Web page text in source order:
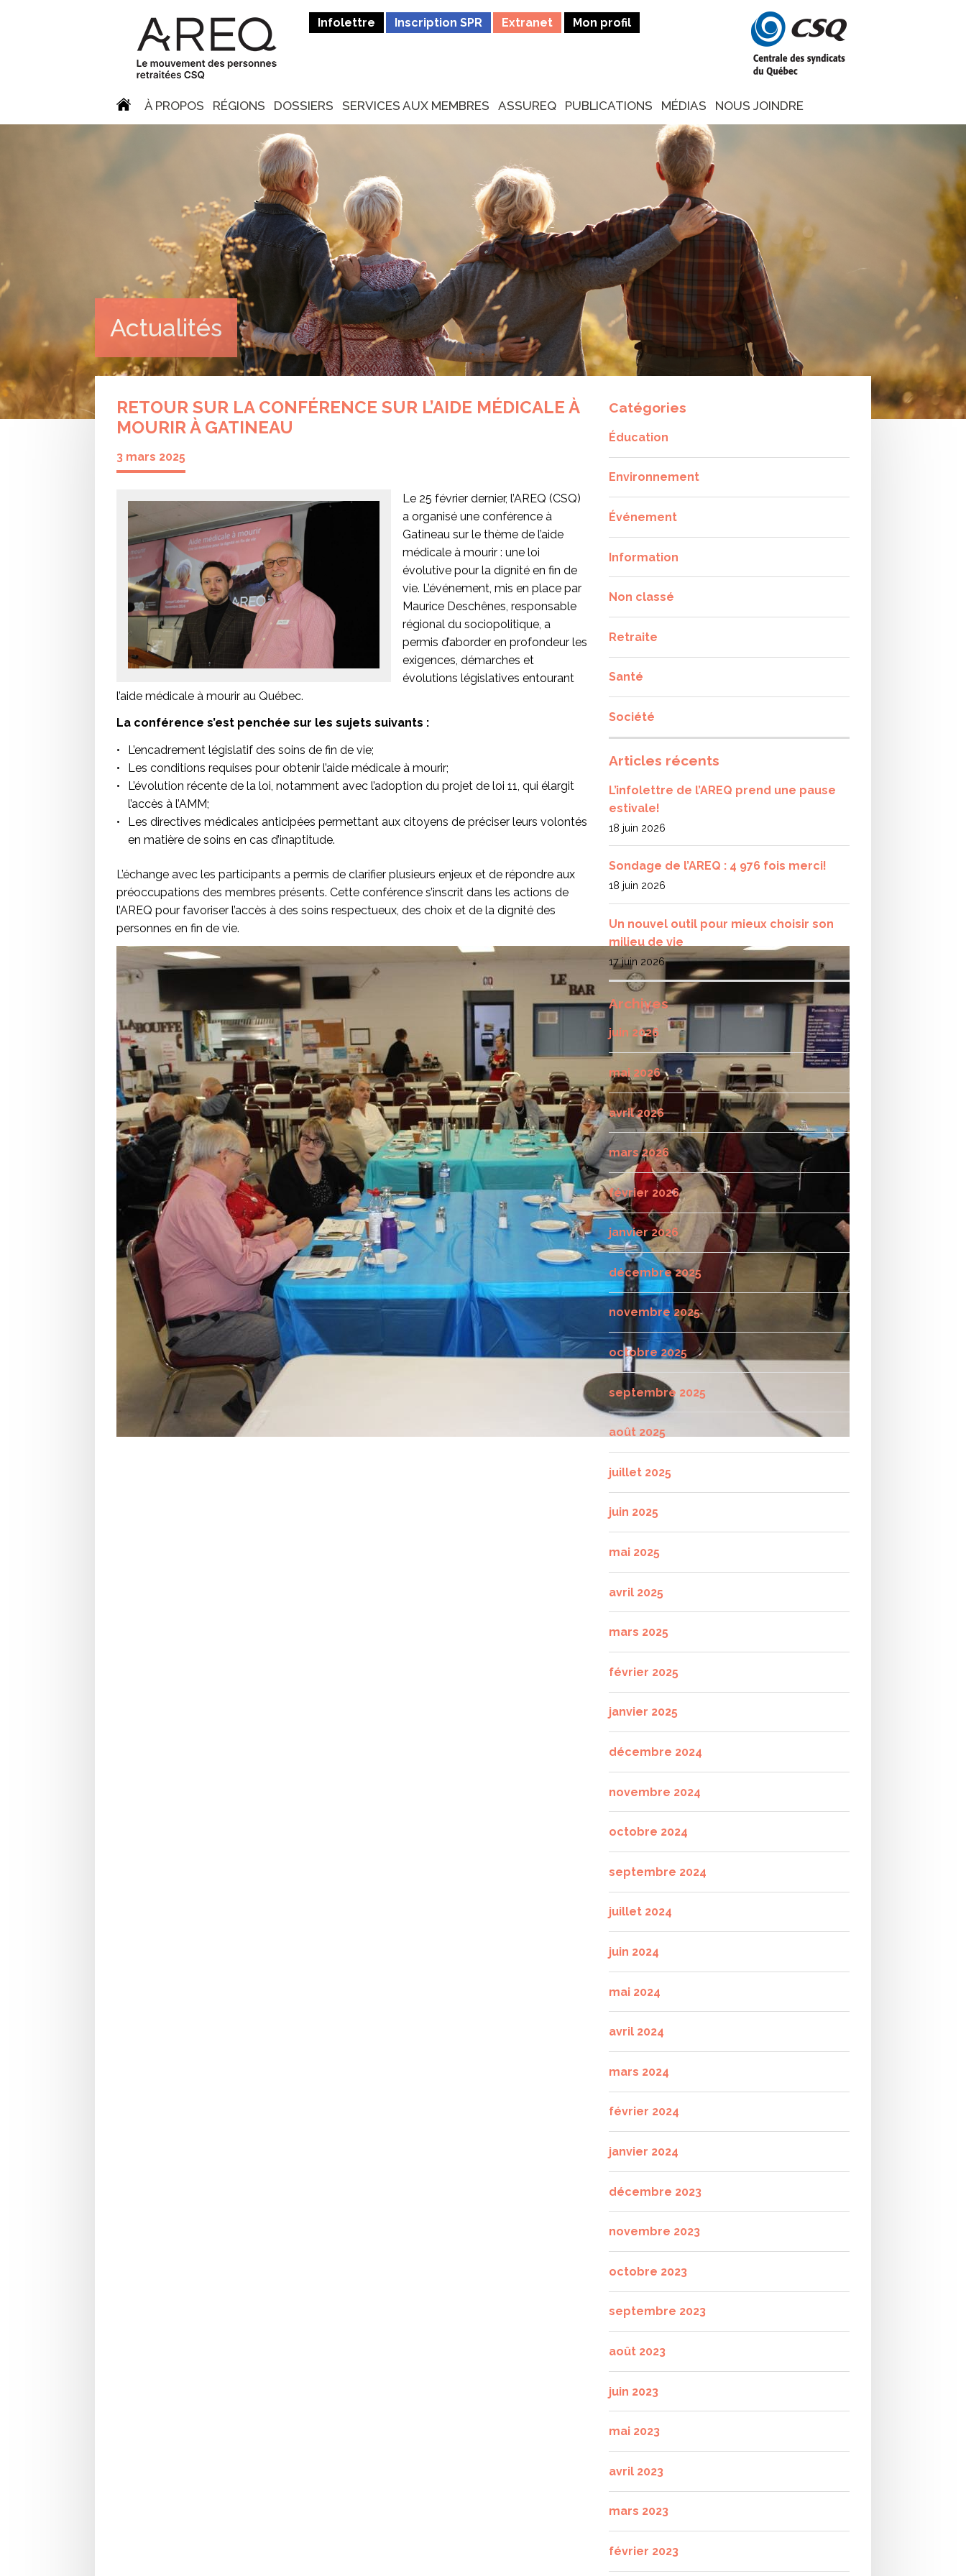
Infolettre Inscription SPR Extranet Mon profil
À PROPOS RÉGIONS DOSSIERS SERVICES AUX MEMBRES ASSUREQ PUBLICATIONS MÉDIAS NOUS JOINDRE
Actualités
RETOUR SUR LA CONFÉRENCE SUR L’AIDE MÉDICALE À
MOURIR À GATINEAU
3 mars 2025
Le 25 février dernier, l’AREQ (CSQ)
a organisé une conférence à
Gatineau sur le thème de l’aide
médicale à mourir : une loi
évolutive pour la dignité en fin de
vie. L’événement, mis en place par
Maurice Deschênes, responsable
régional du sociopolitique, a
permis d’aborder en profondeur les
exigences, démarches et
évolutions législatives entourant
l’aide médicale à mourir au Québec.
La conférence s’est penchée sur les sujets suivants :
L’encadrement législatif des soins de fin de vie;
Les conditions requises pour obtenir l’aide médicale à mourir;
L’évolution récente de la loi, notamment avec l’adoption du projet de loi 11, qui élargit
l’accès à l’AMM;
Les directives médicales anticipées permettant aux citoyens de préciser leurs volontés
en matière de soins en cas d’inaptitude.
L’échange avec les participants a permis de clarifier plusieurs enjeux et de répondre aux
préoccupations des membres présents. Cette conférence s’inscrit dans les actions de
l’AREQ pour favoriser l’accès à des soins respectueux, des choix et de la dignité des
personnes en fin de vie.
Catégories
Éducation
Environnement
Événement
Information
Non classé
Retraite
Santé
Société
Articles récents
L’infolettre de l’AREQ prend une pause
estivale!
18 juin 2026
Sondage de l’AREQ : 4 976 fois merci!
18 juin 2026
Un nouvel outil pour mieux choisir son
milieu de vie
17 juin 2026
Archives
juin 2026
mai 2026
avril 2026
mars 2026
février 2026
janvier 2026
décembre 2025
novembre 2025
octobre 2025
septembre 2025
août 2025
juillet 2025
juin 2025
mai 2025
avril 2025
mars 2025
février 2025
janvier 2025
décembre 2024
novembre 2024
octobre 2024
septembre 2024
juillet 2024
juin 2024
mai 2024
avril 2024
mars 2024
février 2024
janvier 2024
décembre 2023
novembre 2023
octobre 2023
septembre 2023
août 2023
juin 2023
mai 2023
avril 2023
mars 2023
février 2023